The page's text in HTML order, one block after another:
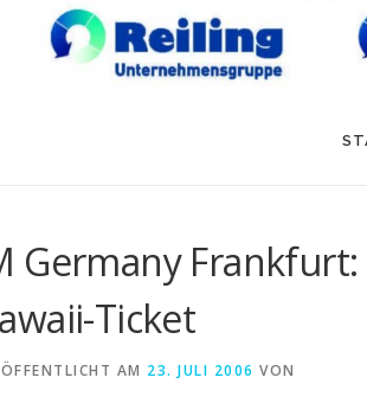
Germany
Ticket
AM 23. JULI 2006 VON